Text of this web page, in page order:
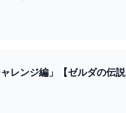
レンジ編」【ゼルダの伝